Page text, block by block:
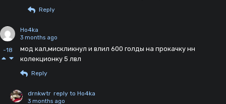
Reply
-18
Ho4ka
3 months ago
мод кал,мискликнул и влил 600 голды на прокачку нн
колекционку 5 лвл
Reply
drnkwtr reply to Ho4ka
3 months ago